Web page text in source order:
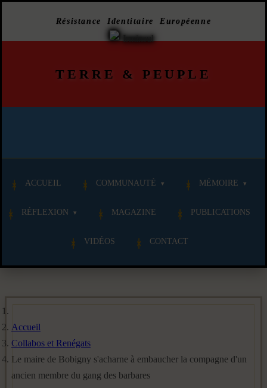
Résistance Identitaire Européenne
TERRE & PEUPLE
ACCUEIL COMMUNAUTÉ MÉMOIRE
RÉFLEXION MAGAZINE PUBLICATIONS
VIDÉOS CONTACT
Accueil
Collabos et Renégats
Le maire de Bobigny s'acharne à embaucher la compagne d'un
ancien membre du gang des barbares